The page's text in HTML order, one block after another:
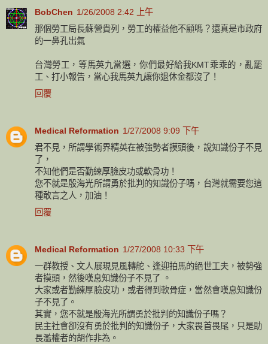
BobChen 1/26/2008 2:42 上午
那個勞工局長蘇營貴列，勞工的權益他不顧嗎？還真是市政府
的一鼻孔出氣
台灣勞工，等馬英九當選，你們最好給我KMT乖乖的，亂罷
工、打小報告，當心我馬英九讓你退休金都沒了！
回覆
Medical Reformation 1/27/2008 9:09 下午
君不見，所謂學術界精英在被強勢者摸頭後，說知識份子不見
了，
不知他們是否勤練厚臉皮功或軟骨功！
您不就是殷海光所謂勇於批判的知識份子嗎，台灣就需要您這
種敢言之人，加油！
回覆
Medical Reformation 1/27/2008 10:33 下午
一群教授、文人展現見風轉舵、逢迎拍馬的絕世工夫，被勢強
者摸頭，然後嘆息知識份子不見了 。
大家或者勤練厚臉皮功，或者得到軟骨症，當然會嘆息知識份
子不見了。
其實，您不就是殷海光所謂勇於批判的知識份子嗎？
民主社會卻沒有勇於批判的知識份子，大家畏首畏尾，只是助
長濫權者的胡作非為。